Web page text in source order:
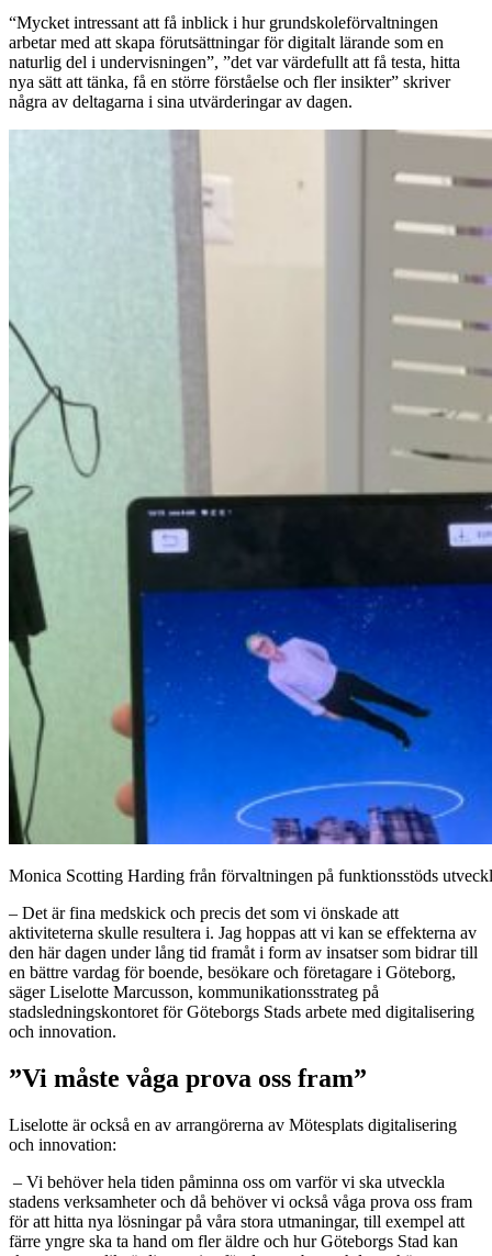
“Mycket intressant att få inblick i hur grundskoleförvaltningen
arbetar med att skapa förutsättningar för digitalt lärande som en
naturlig del i undervisningen”, ”det var värdefullt att få testa, hitta
nya sätt att tänka, få en större förståelse och fler insikter” skriver
några av deltagarna i sina utvärderingar av dagen.
Monica Scotting Harding från förvaltningen på funktionsstöds
– Det är fina medskick och precis det som vi önskade att
aktiviteterna skulle resultera i. Jag hoppas att vi kan se effekterna av
den här dagen under lång tid framåt i form av insatser som bidrar till
en bättre vardag för boende, besökare och företagare i Göteborg,
säger Liselotte Marcusson, kommunikationsstrateg på
stadsledningskontoret för Göteborgs Stads arbete med digitalisering
och innovation.
”Vi måste våga prova oss fram”
Liselotte är också en av arrangörerna av Mötesplats digitalisering
och innovation:
– Vi behöver hela tiden påminna oss om varför vi ska utveckla
stadens verksamheter och då behöver vi också våga prova oss fram
för att hitta nya lösningar på våra stora utmaningar, till exempel att
färre yngre ska ta hand om fler äldre och hur Göteborgs Stad kan